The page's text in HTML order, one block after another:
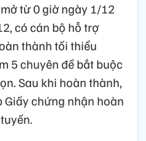
từ 0 giờ ngày 1/12
có cán bộ hỗ trợ
thành tối thiểu
5 chuyên đề bắt buộc
Sau khi hoàn thành,
Giấy chứng nhận hoàn